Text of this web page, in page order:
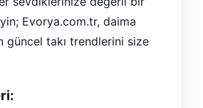
Evorya.com.tr, daima
güncel takı trendlerini size